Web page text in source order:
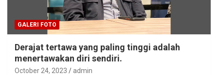
GALERI FOTO
Derajat tertawa yang paling tinggi adalah
menertawakan diri sendiri.
October 24, 2023 admin